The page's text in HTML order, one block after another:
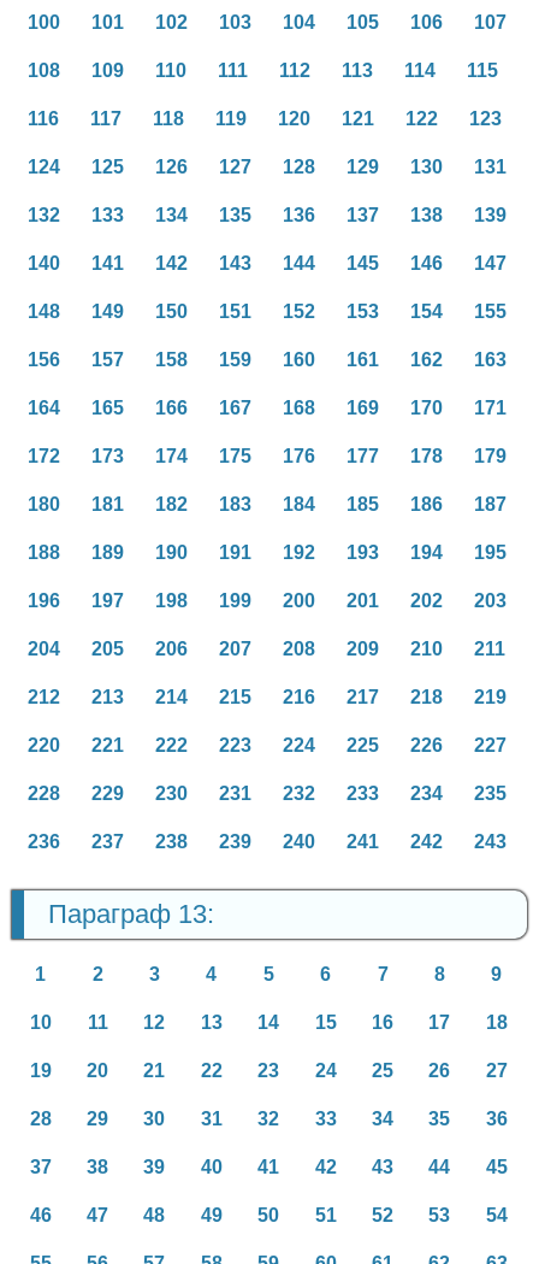
100 101 102 103 104 105 106 107
108 109 110 111 112 113 114 115
116 117 118 119 120 121 122 123
124 125 126 127 128 129 130 131
132 133 134 135 136 137 138 139
140 141 142 143 144 145 146 147
148 149 150 151 152 153 154 155
156 157 158 159 160 161 162 163
164 165 166 167 168 169 170 171
172 173 174 175 176 177 178 179
180 181 182 183 184 185 186 187
188 189 190 191 192 193 194 195
196 197 198 199 200 201 202 203
204 205 206 207 208 209 210 211
212 213 214 215 216 217 218 219
220 221 222 223 224 225 226 227
228 229 230 231 232 233 234 235
236 237 238 239 240 241 242 243
Параграф 13:
1 2 3 4 5 6 7 8 9
10 11 12 13 14 15 16 17 18
19 20 21 22 23 24 25 26 27
28 29 30 31 32 33 34 35 36
37 38 39 40 41 42 43 44 45
46 47 48 49 50 51 52 53 54